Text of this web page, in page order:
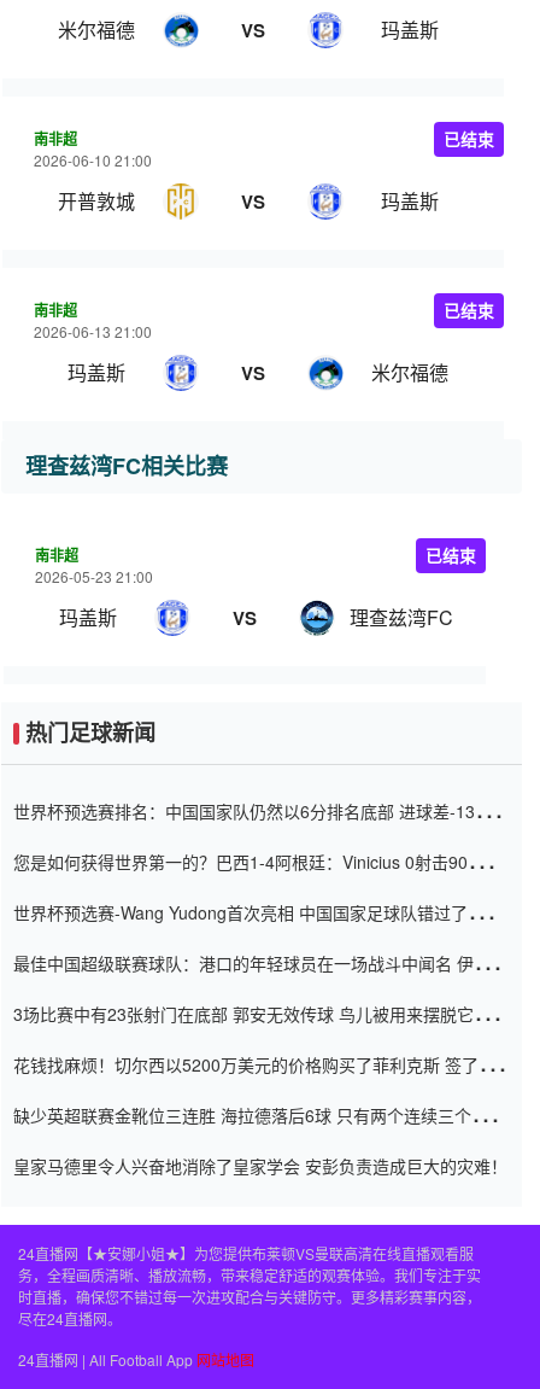
米尔福德 VS 玛盖斯
南非超
2026-06-10 21:00
开普敦城 VS 玛盖斯
已结束
南非超
2026-06-13 21:00
玛盖斯 VS 米尔福德
已结束
理查兹湾FC相关比赛
南非超
2026-05-23 21:00
玛盖斯 VS 理查兹湾FC
已结束
热门足球新闻
世界杯预选赛排名：中国国家队仍然以6分排名底部 进球差-13令人
您是如何获得世界第一的？巴西1-4阿根廷：Vinicius 0射击90分钟
世界杯预选赛-Wang Yudong首次亮相 中国国家足球队错过了世界
最佳中国超级联赛球队：港口的年轻球员在一场战斗中闻名 伊万放
3场比赛中有23张射门在底部 郭安无效传球 鸟儿被用来摆脱它
花钱找麻烦！切尔西以5200万美元的价格购买了菲利克斯 签了7年
缺少英超联赛金靴位三连胜 海拉德落后6球 只有两个连续三个连续
皇家马德里令人兴奋地消除了皇家学会 安彭负责造成巨大的灾难！
24直播网【★安娜小姐★】为您提供布莱顿VS曼联高清在线直播观看服
务，全程画质清晰、播放流畅，带来稳定舒适的观赛体验。我们专注于实
时直播，确保您不错过每一次进攻配合与关键防守。更多精彩赛事内容，
尽在24直播网。
24直播网 | All Football App 网站地图